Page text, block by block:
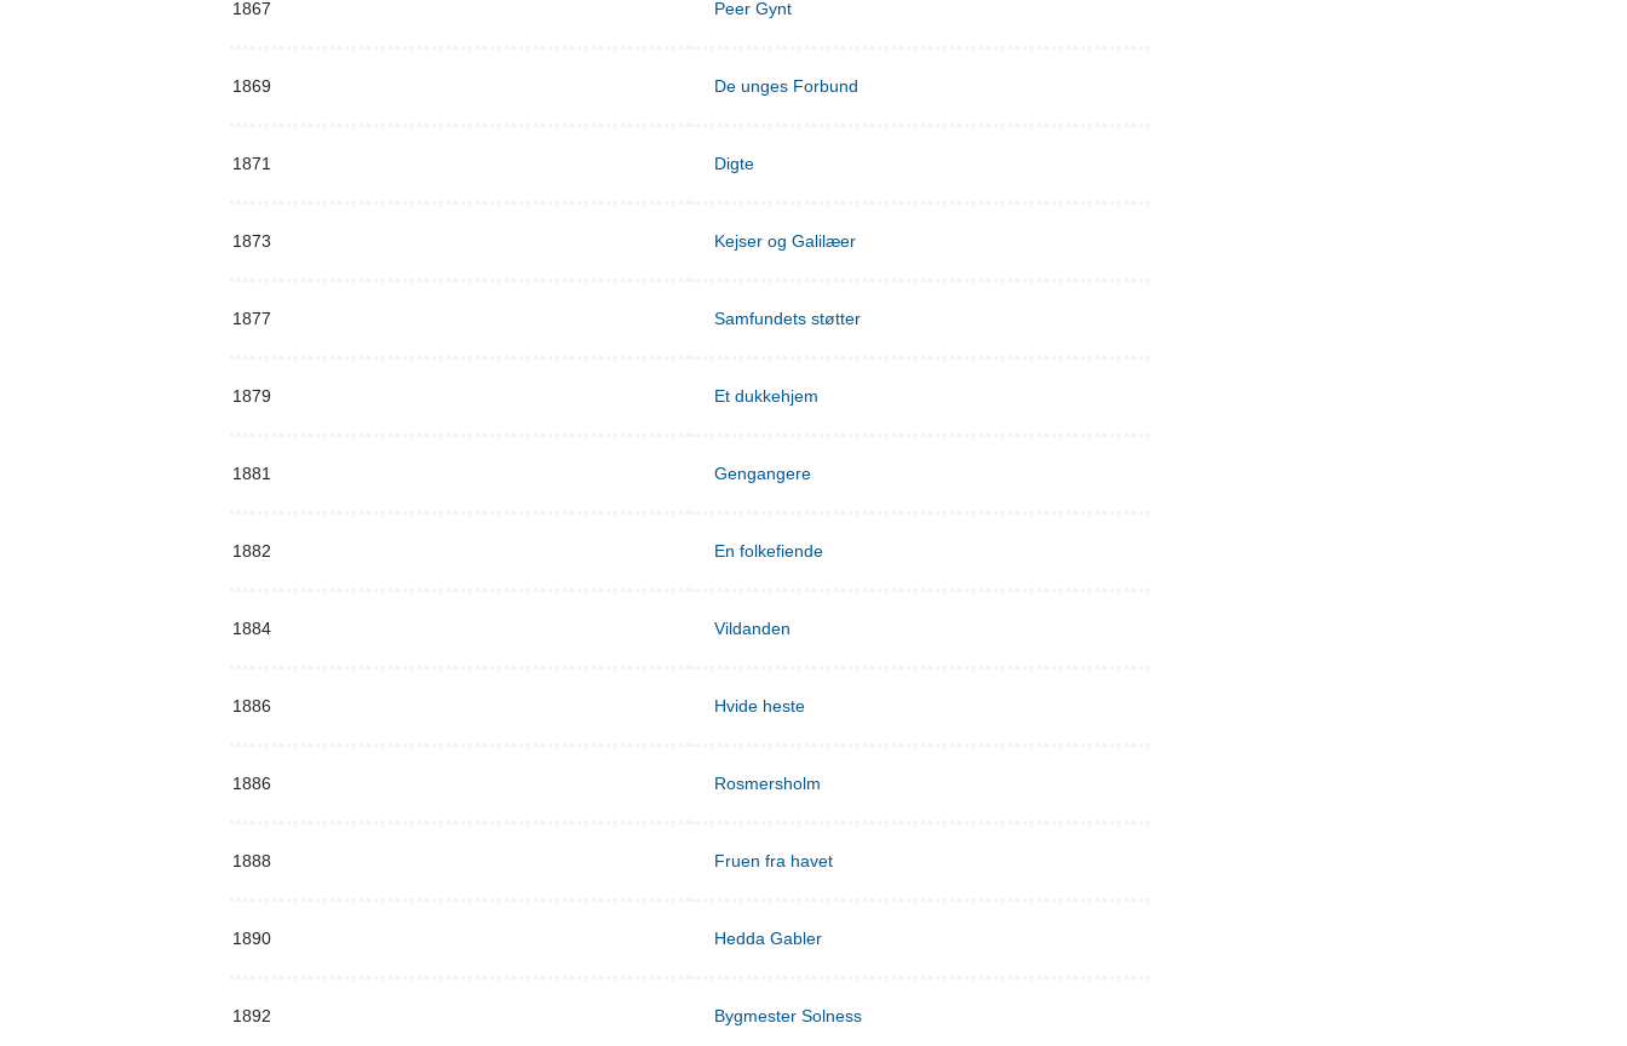
1867 Peer Gynt
1869 De unges Forbund
1871 Digte
1873 Kejser og Galilæer
1877 Samfundets støtter
1879 Et dukkehjem
1881 Gengangere
1882 En folkefiende
1884 Vildanden
1886 Hvide heste
1886 Rosmersholm
1888 Fruen fra havet
1890 Hedda Gabler
1892 Bygmester Solness